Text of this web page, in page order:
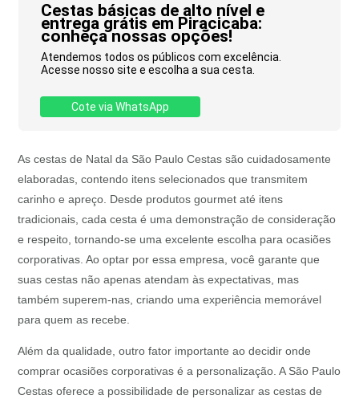
Cestas básicas de alto nível e
entrega grátis em Piracicaba:
conheça nossas opções!
Atendemos todos os públicos com excelência.
Acesse nosso site e escolha a sua cesta.
Cote via WhatsApp
As cestas de Natal da São Paulo Cestas são cuidadosamente
elaboradas, contendo itens selecionados que transmitem
carinho e apreço. Desde produtos gourmet até itens
tradicionais, cada cesta é uma demonstração de consideração
e respeito, tornando-se uma excelente escolha para ocasiões
corporativas. Ao optar por essa empresa, você garante que
suas cestas não apenas atendam às expectativas, mas
também superem-nas, criando uma experiência memorável
para quem as recebe.
Além da qualidade, outro fator importante ao decidir onde
comprar ocasiões corporativas é a personalização. A São Paulo
Cestas oferece a possibilidade de personalizar as cestas de